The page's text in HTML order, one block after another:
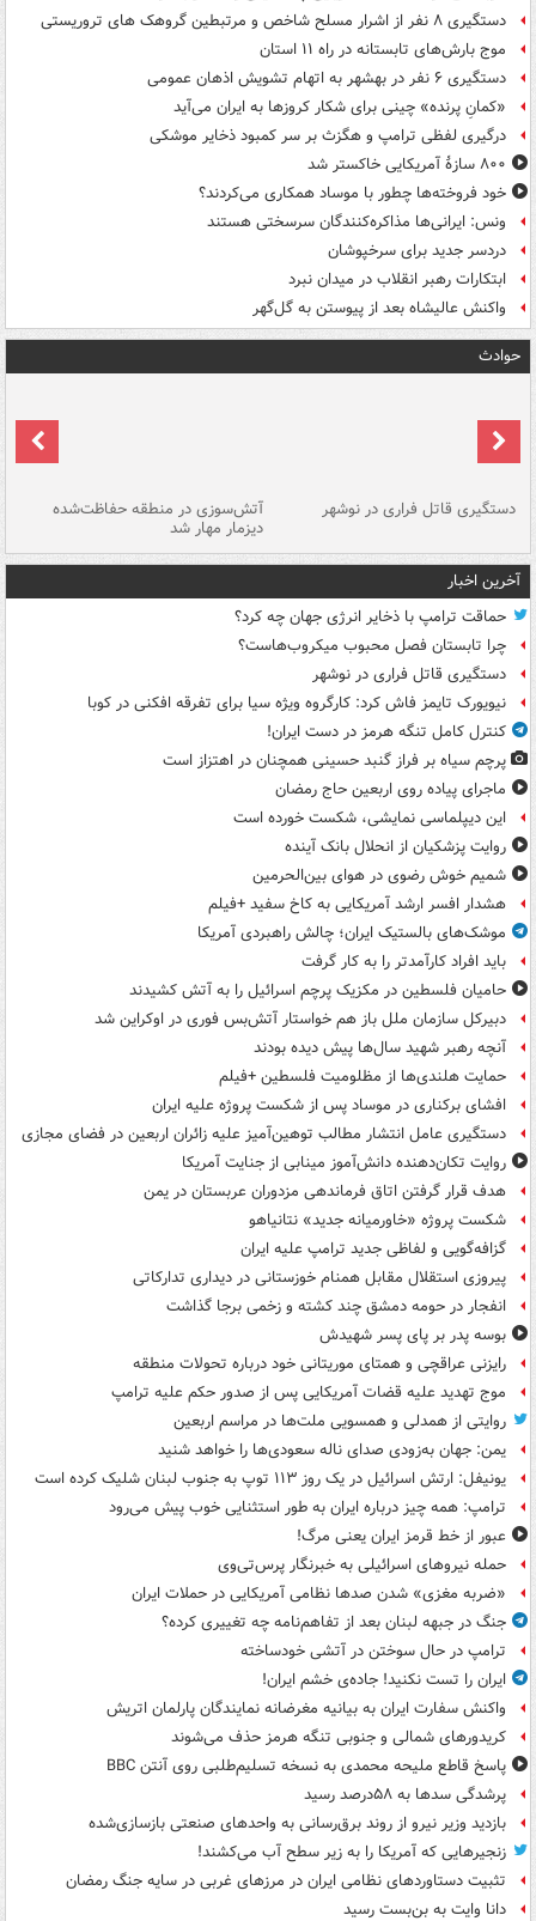
دستگیری ۸ نفر از اشرار مسلح شاخص و مرتبطین گروهک های تروریستی
موج بارش‌های تابستانه در راه ۱۱ استان
دستگیری ۶ نفر در بهشهر به اتهام تشویش اذهان عمومی
«کمانِ پرنده» چینی برای شکار کروزها به ایران می‌آید
درگیری لفظی ترامپ و هگزث بر سر کمبود ذخایر موشکی
۸۰۰ سازۀ آمریکایی خاکستر شد
خود فروخته‌ها چطور با موساد همکاری می‌کردند؟
ونس: ایرانی‌ها مذاکره‌کنندگان سرسختی هستند
دردسر جدید برای سرخپوشان
ابتکارات رهبر انقلاب در میدان نبرد
واکنش عالیشاه بعد از پیوستن به گل‌گهر
حوادث
دستگیری قاتل فراری در نوشهر آتش‌سوزی در منطقه حفاظت‌شده
دیزمار مهار شد
آخرین اخبار
حماقت ترامپ با ذخایر انرژی جهان چه کرد؟
چرا تابستان فصل محبوب میکروب‌هاست؟
دستگیری قاتل فراری در نوشهر
نیویورک تایمز فاش کرد: کارگروه ویژه سیا برای تفرقه افکنی در کوبا
کنترل کامل تنگه هرمز در دست ایران!
پرچم سیاه بر فراز گنبد حسینی همچنان در اهتزاز است
ماجرای پیاده روی اربعین حاج رمضان
این دیپلماسی نمایشی، شکست خورده است
روایت پزشکیان از انحلال بانک آینده
شمیم خوش رضوی در هوای بین‌الحرمین
هشدار افسر ارشد آمریکایی به کاخ سفید +فیلم
موشک‌های بالستیک ایران؛ چالش راهبردی آمریکا
باید افراد کارآمدتر را به کار گرفت
حامیان فلسطین در مکزیک پرچم اسرائیل را به آتش کشیدند
دبیرکل سازمان ملل باز هم خواستار آتش‌بس فوری در اوکراین شد
آنچه رهبر شهید سال‌ها پیش دیده بودند
حمایت هلندی‌ها از مظلومیت فلسطین +فیلم
افشای برکناری در موساد پس از شکست پروژه علیه ایران
دستگیری عامل انتشار مطالب توهین‌آمیز علیه زائران اربعین در فضای مجازی
روایت تکان‌دهنده دانش‌آموز مینابی از جنایت آمریکا
هدف قرار گرفتن اتاق‌ فرماندهی مزدوران عربستان در یمن
شکست پروژه «خاورمیانه جدید» نتانیاهو
گزافه‌گویی و لفاظی جدید ترامپ علیه ایران
پیروزی استقلال مقابل همنام خوزستانی در دیداری تدارکاتی
انفجار در حومه دمشق چند کشته و زخمی برجا گذاشت
بوسه‌ پدر بر پای پسر شهیدش
رایزنی عراقچی و همتای موریتانی خود درباره تحولات منطقه
موج تهدید علیه قضات آمریکایی پس از صدور حکم علیه ترامپ
روایتی از همدلی و همسویی ملت‌ها در مراسم اربعین
یمن: جهان به‌زودی صدای ناله سعودی‌ها را خواهد شنید
یونیفل: ارتش اسرائیل در یک روز ۱۱۳ توپ به جنوب لبنان شلیک کرده است
ترامپ: همه چیز درباره ایران به طور استثنایی خوب پیش می‌رود
عبور از خط قرمز ایران یعنی مرگ!
حمله نیروهای اسرائیلی به خبرنگار پرس‌تی‌وی
«ضربه مغزی» شدن صدها نظامی آمریکایی در حملات ایران
جنگ در جبهه لبنان بعد از تفاهم‌نامه چه تغییری کرده؟
ترامپ در حال سوختن در آتشی خودساخته
ایران را تست نکنید! جاده‌ی خشم ایران!
واکنش سفارت ایران به بیانیه مغرضانه نمایندگان پارلمان اتریش
کریدورهای شمالی و جنوبی تنگه هرمز حذف می‌شوند
پاسخ قاطع ملیحه محمدی به نسخه تسلیم‌طلبی روی آنتن BBC
پرشدگی سدها به ۵۸درصد رسید
بازدید وزیر نیرو از روند برق‌رسانی به واحدهای صنعتی بازسازی‌شده
زنجیرهایی که آمریکا را به زیر سطح آب می‌کشند!
تثبیت دستاوردهای نظامی ایران در مرزهای غربی در سایه جنگ رمضان
دانا وایت به بن‌بست رسید